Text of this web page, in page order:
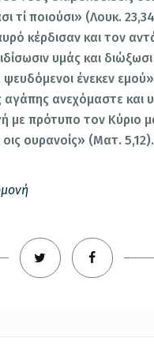
τί ποιούσι» (Λουκ.
κέρδισαν και τον
υμάς και
ένεκεν
αγάπης ανεχόμαστε και
με πρότυπο τον Κύριο
ουρανοίς» (Ματ. 5,12).